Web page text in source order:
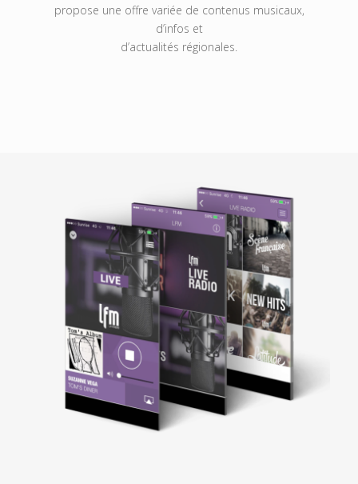
propose une offre variée de contenus musicaux,
d’infos et
d’actualités régionales.